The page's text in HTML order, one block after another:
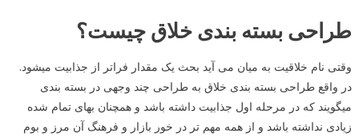
طراحی بسته بندی خلاق چیست؟
وقتی نام خلاقیت به میان می آید بحث یک مقدار فراتر از جذابیت میشود.
در واقع طراحی بسته بندی خلاق به طراحی چند وجهی در بسته بندی
میگویند که در مرحله اول جذابیت داشته باشد و همچنان بهای تمام شده
زیادی نداشته باشد و از همه مهم تر در خور بازار و فرهنگ آن مرز و بوم